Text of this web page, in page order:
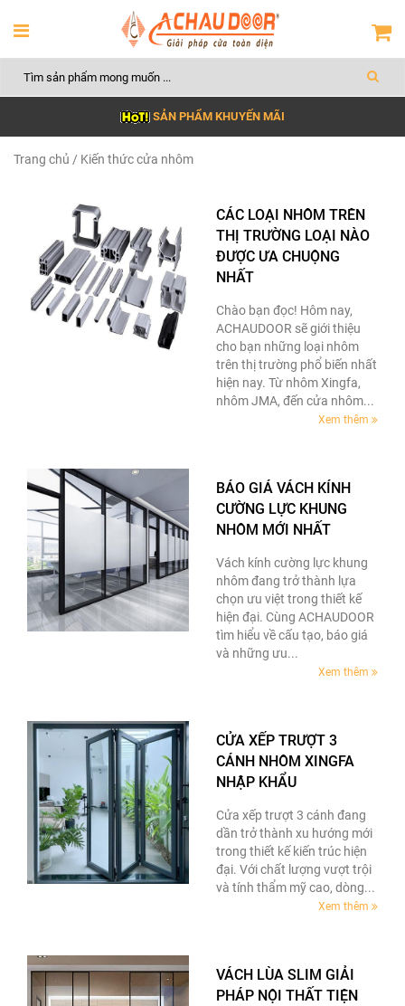
SẢN PHẨM KHUYẾN MÃI
Trang chủ / Kiến thức cửa nhôm
CÁC LOẠI NHÔM TRÊN
THỊ TRƯỜNG LOẠI NÀO
ĐƯỢC ƯA CHUỘNG
NHẤT
Chào bạn đọc! Hôm nay,
ACHAUDOOR sẽ giới thiệu
cho bạn những loại nhôm
trên thị trường phổ biến nhất
hiện nay. Từ nhôm Xingfa,
nhôm JMA, đến cửa nhôm...
Xem thêm
BÁO GIÁ VÁCH KÍNH
CƯỜNG LỰC KHUNG
NHÔM MỚI NHẤT
Vách kính cường lực khung
nhôm đang trở thành lựa
chọn ưu việt trong thiết kế
hiện đại. Cùng ACHAUDOOR
tìm hiểu về cấu tạo, báo giá
và những ưu...
Xem thêm
CỬA XẾP TRƯỢT 3
CÁNH NHÔM XINGFA
NHẬP KHẨU
Cửa xếp trượt 3 cánh đang
dần trở thành xu hướng mới
trong thiết kế kiến trúc hiện
đại. Với chất lượng vượt trội
và tính thẩm mỹ cao, dòng...
Xem thêm
VÁCH LÙA SLIM GIẢI
PHÁP NỘI THẤT TIỆN